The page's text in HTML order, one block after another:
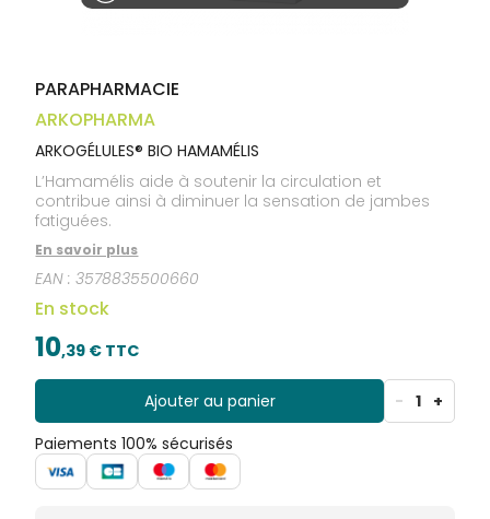
PARAPHARMACIE
ARKOPHARMA
ARKOGÉLULES® BIO HAMAMÉLIS
L’Hamamélis aide à soutenir la circulation et
contribue ainsi à diminuer la sensation de jambes
fatiguées.
En savoir plus
EAN :3578835500660
En stock
10,39 € TTC
Ajouter au panier - 1 +
Paiements 100% sécurisés